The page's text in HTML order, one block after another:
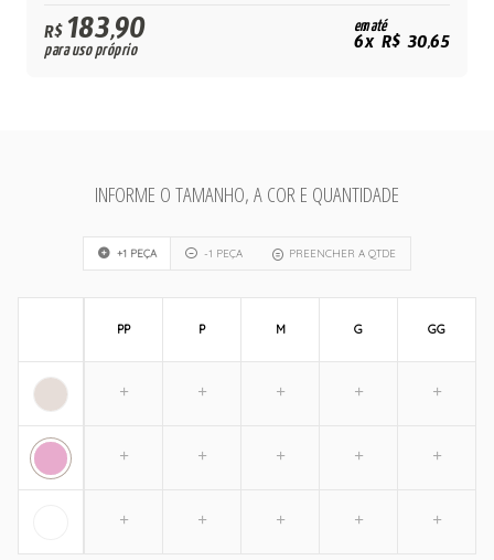
R$183,90
para uso próprio
em até
6x R$ 30,65
INFORME O TAMANHO, A COR E QUANTIDADE
+1 PEÇA -1 PEÇA PREENCHER A QTDE
PP P M G GG